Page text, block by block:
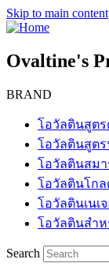
Skip to main content
Ovaltine's
BRAND
โอวัลตินสูตร
โอวัลตินสูต
โอวัลตินสม
โอวัลตินโกล
โอวัลตินเนเ
โอวัลตินสำ
Search